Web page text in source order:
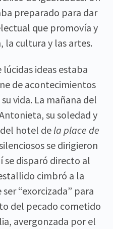
preparado para dar
que promovía y
la cultura y las artes.
ideas estaba
de acontecimientos
vida. La mañana del
su soledad y
hotel dela place de
se dirigieron
se disparó directo al
cimbró a la
“exorcizada” para
del pecado cometido
avergonzada por el